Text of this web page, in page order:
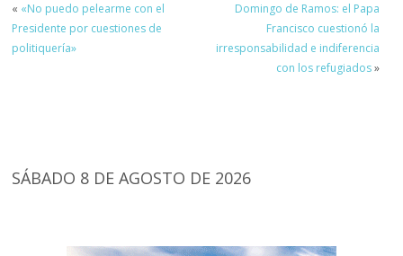
« «No puedo pelearme con el
Presidente por cuestiones de
politiquería»
Domingo de Ramos: el Papa
Francisco cuestionó la
irresponsabilidad e indiferencia
con los refugiados»
SÁBADO 8 DE AGOSTO DE 2026